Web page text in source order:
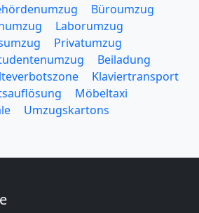
Büroumzug
Laborumzug
Privatumzug
Beiladung
Klaviertransport
Möbeltaxi
Umzugskartons